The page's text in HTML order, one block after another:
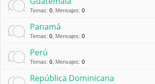
Temas: 0 Mensajes: 0
Panamá
Temas: 0 Mensajes: 0
Perú
Temas: 0 Mensajes: 0
República Dominicana